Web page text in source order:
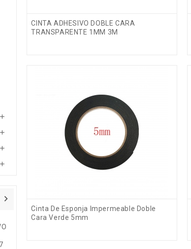




navigate_next
CINTA ADHESIVO DOBLE CARA
TRANSPARENTE 1MM 3M
Cinta De Esponja Impermeable Doble
Cara Verde 5mm